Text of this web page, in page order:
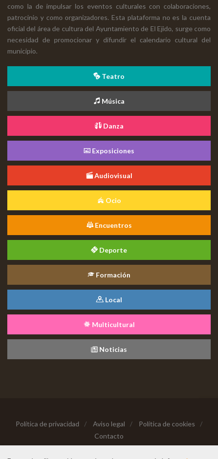
como la de impulsar los eventos culturales con colaboraciones,
patrocinio y como organizadores. Esta plataforma no es la cuenta
oficial del área de cultura del Ayuntamiento de El Ejido, surge como
necesidad de promocionar y difundir el calendario cultural del
municipio.
Teatro
Música
Danza
Exposiciones
Audiovisual
Ocio
Encuentros
Deporte
Formación
Local
Multicultural
Noticias
Política de privacidad / Aviso legal / Política de cookies
/
Contacto